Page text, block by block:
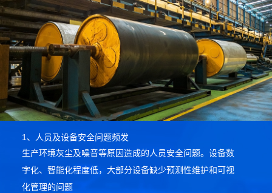
1、人员及设备安全问题频发
生产环境灰尘及噪音等原因造成的人员安全问题。设备数
字化、智能化程度低，大部分设备缺少预测性维护和可视
化管理的问题